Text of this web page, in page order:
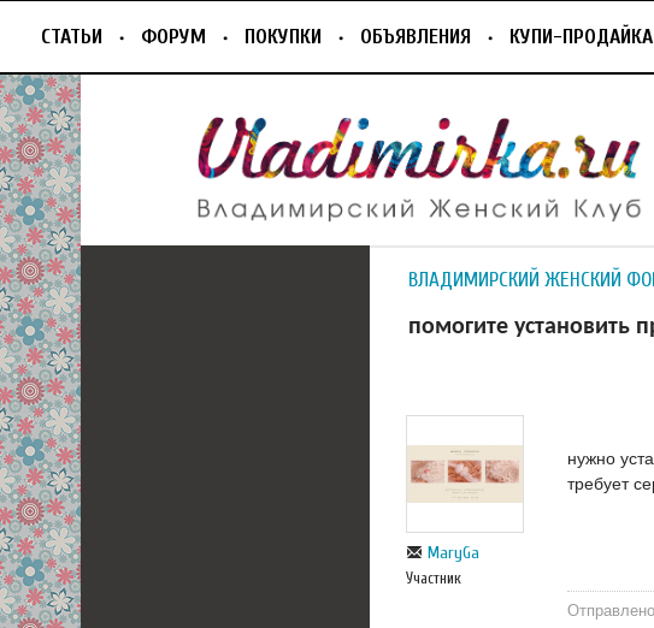
СТАТЬИ ФОРУМ ПОКУПКИ ОБЪЯВЛЕНИЯ КУПИ-ПРОДАЙКА
ВЛАДИМИРСКИЙ ЖЕНСКИЙ
помогите установить
MaryGa
Участник
нужно
требует